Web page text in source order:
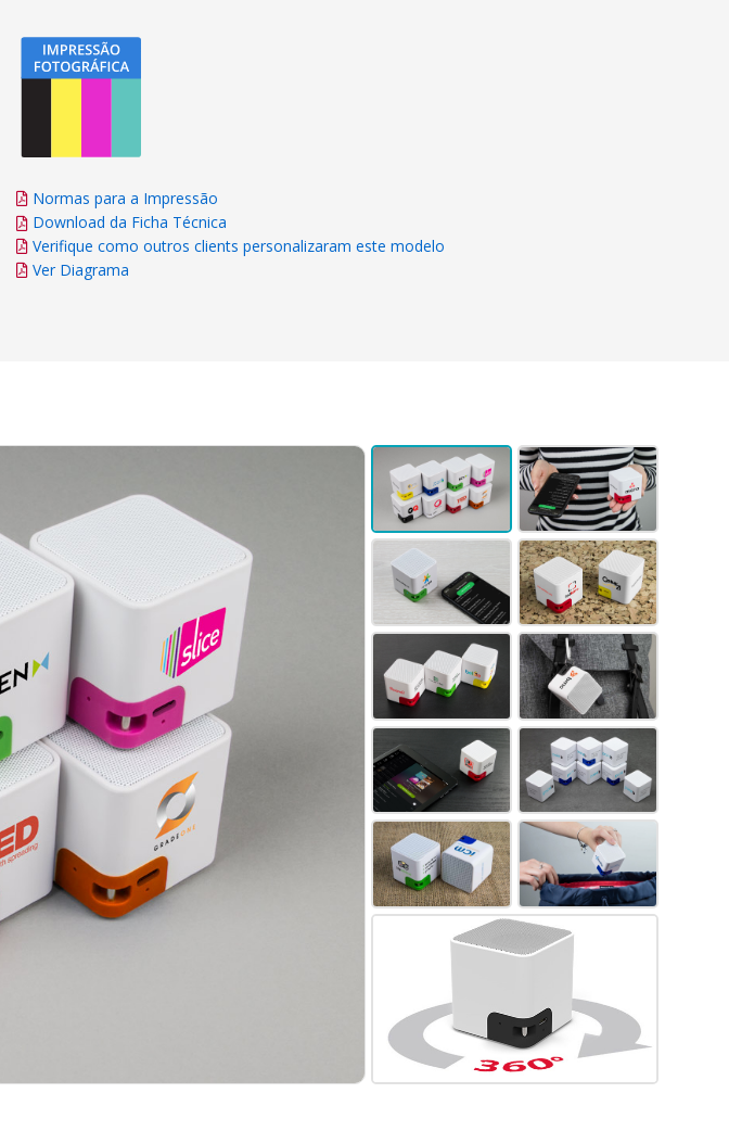
Normas para a Impressão
Download da Ficha Técnica
Verifique como outros clients personalizaram este modelo
Ver Diagrama